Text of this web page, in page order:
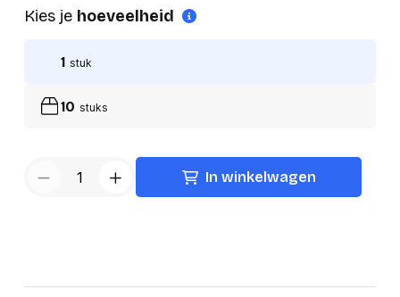
Kies je hoeveelheid
1 stuk
10 stuks
In winkelwagen